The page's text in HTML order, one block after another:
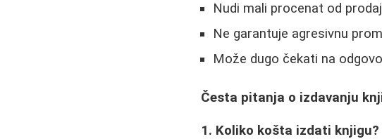
Nudi mali procenat od
Ne garantuje agresivnu
Može dugo čekati na
Česta pitanja o izdavanju
1. Koliko košta izdati knjigu?